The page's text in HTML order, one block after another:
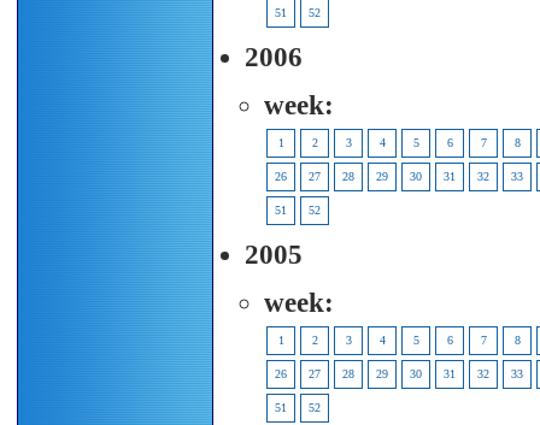
51 52
2006
week:
1 2 3 4 5 6 7 8
26 27 28 29 30 31 32 33
51 52
2005
week:
1 2 3 4 5 6 7 8
26 27 28 29 30 31 32 33
51 52